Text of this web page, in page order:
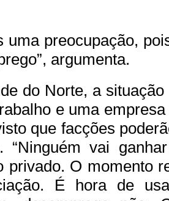
uma preocupação,
argumenta.
do Norte, a
e uma
que facções
“Ninguém vai
privado. O momento
É hora de